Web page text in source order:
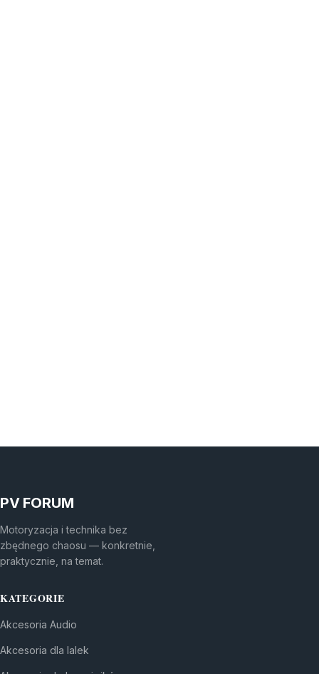
PV FORUM
Motoryzacja i technika bez
zbędnego chaosu — konkretnie,
praktycznie, na temat.
KATEGORIE
Akcesoria Audio
Akcesoria dla lalek